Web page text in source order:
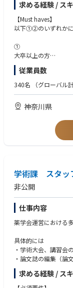
きます。
・審査活動全般
・審査報告書の策定
・医療機器認証に係
育、対応、他）
・関連規格等に関す
これまでのご経験を
したいという方のご
■ポジションについて
医療機器や体外診断
が使用できるよう認
の経験を活かし、世
お待ちしております。
・審査員業務は定年
します。ご経験によ
・審査員資格取得ま
み合わさったOJTを
ンになりますが、状
ースでのオフィス出
想定しております。)
求める経験 / ス
【Must haves】
以下①②のいずれか
①
大卒以上の方
4年以上、医療機器の
2年以上、能動医療機
く品質に係る業務の
②
大卒以上の方
4年以上、医療機器
2年以上、薬機法下
従業員数
340名 （グローバル
神奈川県
学術課 スタッ
非公開
仕事内容
薬学会運営における
具体的には
・学術大会、講習会
・論文誌の編集（論
・学会誌の作成、発行
・セミナーの開催
・理事会運営企画会
求める経験 / ス